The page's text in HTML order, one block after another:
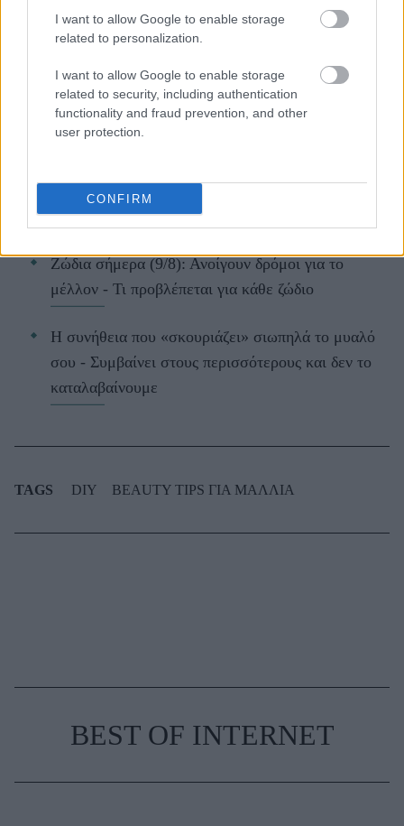
I want to allow Google to enable storage
related to personalization.
I want to allow Google to enable storage
related to security, including authentication
functionality and fraud prevention, and other
user protection.
CONFIRM
ΔΙΑΒΑΖΟΝΤΑΙ ΤΩΡΑ
μαντηλάκια; Οι λόγοι που πρέπει να σταματήσεις
asap
Ζώδια σήμερα (9/8): Ανοίγουν δρόμοι για το
μέλλον - Τι προβλέπεται για κάθε ζώδιο
Η συνήθεια που «σκουριάζει» σιωπηλά το μυαλό
σου - Συμβαίνει στους περισσότερους και δεν το
καταλαβαίνουμε
TAGS DIY BEAUTY TIPS ΓΙΑ ΜΑΛΛΙΑ
BEST OF INTERNET